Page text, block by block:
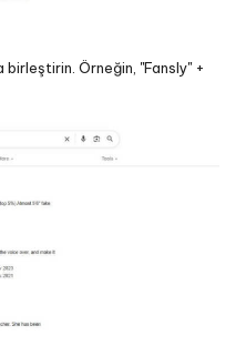
Örneğin, "Fansly" +